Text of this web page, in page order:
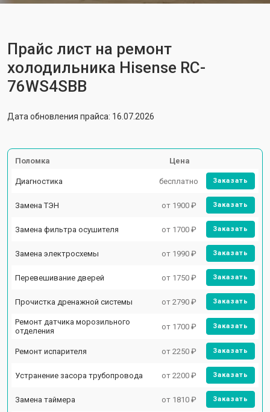
Прайс лист на ремонт
холодильника Hisense RC-
76WS4SBB
Дата обновления прайса: 16.07.2026
Поломка Цена
Диагностика бесплатно Заказать
Замена ТЭН от 1900 ₽ Заказать
Замена фильтра осушителя от 1700 ₽ Заказать
Замена электросхемы от 1990 ₽ Заказать
Перевешивание дверей от 1750 ₽ Заказать
Прочистка дренажной системы от 2790 ₽ Заказать
Ремонт датчика морозильного
отделения
от 1700 ₽ Заказать
Ремонт испарителя от 2250 ₽ Заказать
Устранение засора трубопровода от 2200 ₽ Заказать
Замена таймера от 1810 ₽ Заказать